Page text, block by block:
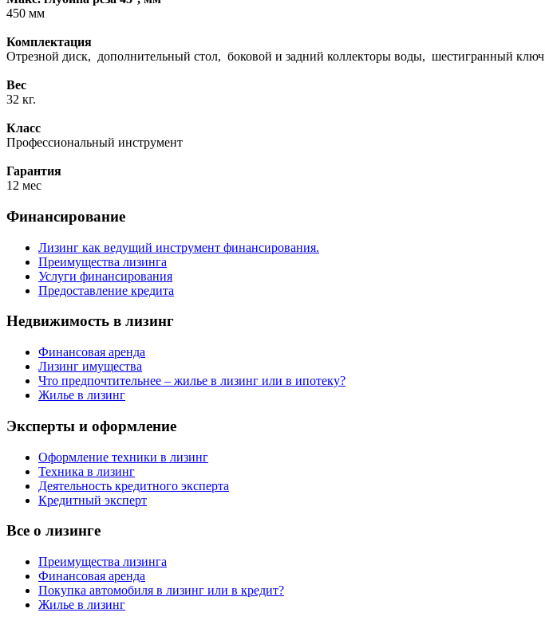
450 мм
Комплектация
Отрезной диск, дополнительный стол, боковой и задний коллекторы воды, шестигранный ключ
Вес
32 кг.
Класс
Профессиональный инструмент
Гарантия
12 мес
Финансирование
Лизинг как ведущий инструмент финансирования.
Преимущества лизинга
Услуги финансирования
Предоставление кредита
Недвижимость в лизинг
Финансовая аренда
Лизинг имущества
Что предпочтительнее – жилье в лизинг или в ипотеку?
Жилье в лизинг
Эксперты и оформление
Оформление техники в лизинг
Техника в лизинг
Деятельность кредитного эксперта
Кредитный эксперт
Все о лизинге
Преимущества лизинга
Финансовая аренда
Покупка автомобиля в лизинг или в кредит?
Жилье в лизинг